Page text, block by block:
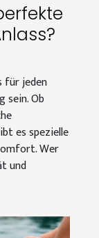
für jeden
sein. Ob
es spezielle
Wer
und